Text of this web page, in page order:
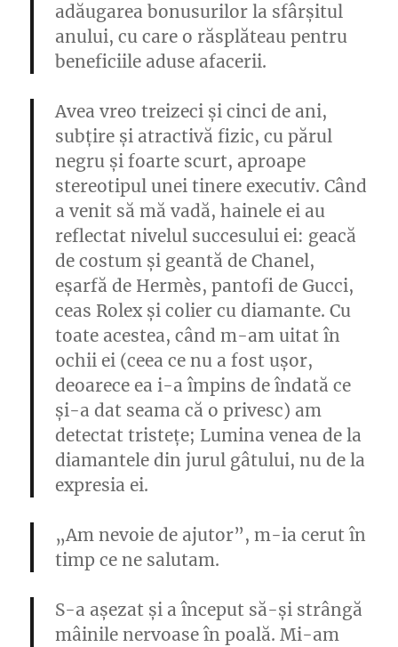
adăugarea bonusurilor la sfârșitul
anului, cu care o răsplăteau pentru
beneficiile aduse afacerii.
Avea vreo treizeci și cinci de ani,
subțire și atractivă fizic, cu părul
negru și foarte scurt, aproape
stereotipul unei tinere executiv. Când
a venit să mă vadă, hainele ei au
reflectat nivelul succesului ei: geacă
de costum și geantă de Chanel,
eșarfă de Hermès, pantofi de Gucci,
ceas Rolex și colier cu diamante. Cu
toate acestea, când m-am uitat în
ochii ei (ceea ce nu a fost ușor,
deoarece ea i-a împins de îndată ce
și-a dat seama că o privesc) am
detectat tristețe; Lumina venea de la
diamantele din jurul gâtului, nu de la
expresia ei.
„Am nevoie de ajutor”, m-ia cerut în
timp ce ne salutam.
S-a așezat și a început să-și strângă
mâinile nervoase în poală. Mi-am